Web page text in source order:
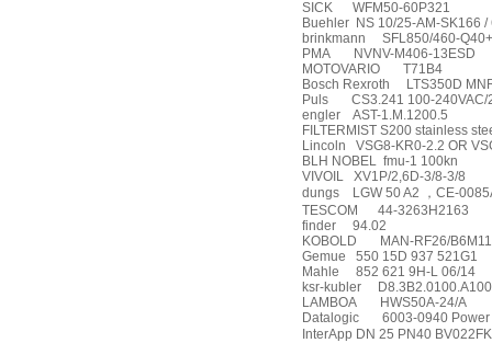
SICK
WFM50-60P321
Buehler NS 10/25-AM-SK166
brinkmann
SFL850/460-
PMA
NVNV-M406-13ESD
MOTOVARIO
T71B4
Bosch Rexroth
LTS350D
Puls
CS3.241 100-240VAC/
engler
AST-1.M.1200.5
FILTERMIST S200 stainless
Lincoln
VSG8-KR0-2.2 OR
BLH NOBEL fmu-1 100kn
VIVOIL
XV1P/2,6D-3/8-3/8
dungs
LGW 50 A2 ， CE-
TESCOM
44-3263H2163
finder
94.02
KOBOLD
MAN-RF26/B6M11
Gemue
550 15D 937 521G1
Mahle
852 621 9H-L 06/14
ksr-kubler
LAMBOA
HWS50A-24/A
Datalogic
6003-0940 Power
InterApp DN 25 PN40